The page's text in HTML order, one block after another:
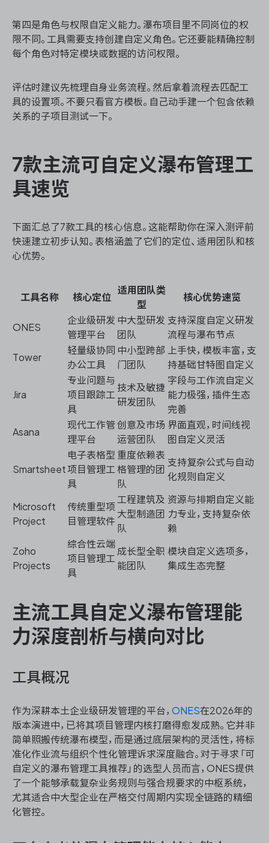
第四是角色与权限自定义能力。瀑布项目里不同岗位的权
限不同。工具需要支持创建自定义角色。它还要能精确控制
每个角色对特定模块或数据的访问权限。
评估时建议先梳理自身业务流程。然后拿着流程去匹配工
具的设置项。不要只看官方模板。自己动手建一个包含依赖
关系的子项目测试一下。
7款主流可自定义瀑布管理工
具速览
下面汇总了7款工具的核心信息。这能帮助你在深入测评前
快速建立初步认知。表格涵盖了它们的定位、适用团队和核
心优势。
工具名称 核心定位
适用团队类
型
核心优势速览
ONES
企业级研发
管理平台
中大型研发
团队
支持深度自定义研发
流程与瀑布节点
Tower
轻量级协同
办公工具
中小型跨部
门团队
上手快，模板丰富，支
持基础甘特图自定义
Jira
专业问题与
项目跟踪工
具
技术及敏捷
研发团队
字段与工作流自定义
能力极强，插件生态
完善
Asana
现代工作管
理平台
创意及市场
运营团队
界面直观，时间线视
图自定义灵活
Smartsheet
电子表格型
项目管理工
具
重度依赖表
格管理的团
队
支持复杂公式与自动
化规则自定义
Microsoft
Project
传统重型项
目管理软件
工程建筑及
大型制造团
队
资源与排期自定义能
力专业，支持复杂依
赖
Zoho
Projects
综合性云端
项目管理工
具
成长型全职
能团队
模块自定义选项多，
集成生态完整
主流工具自定义瀑布管理能
力深度剖析与横向对比
工具概况
作为深耕本土企业级研发管理的平台， ONES在2026年的
版本演进中，已将其项目管理内核打磨得愈发成熟。它并非
简单照搬传统瀑布模型，而是通过底层架构的灵活性，将标
准化作业流与组织个性化管理诉求深度融合。对于寻求「可
自定义的瀑布管理工具推荐」的选型人员而言，ONES提供
了一个能够承载复杂业务规则与强合规要求的中枢系统，
尤其适合中大型企业在严格交付周期内实现全链路的精细
化管控。